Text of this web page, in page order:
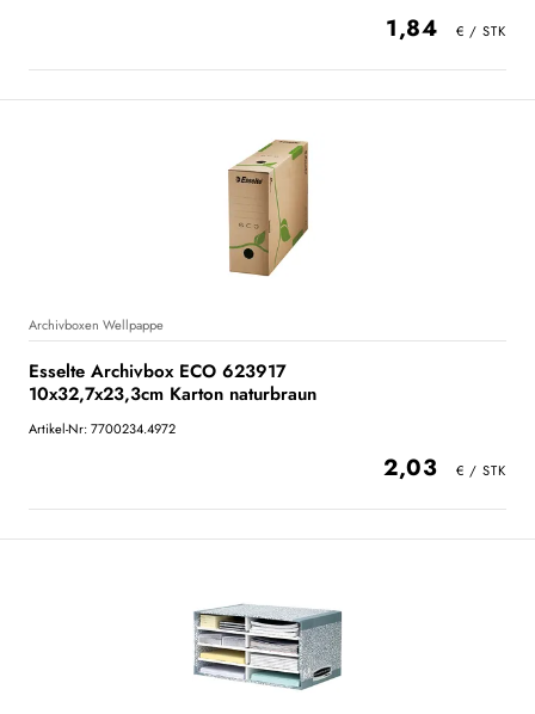
1,84
Archivboxen Wellpappe
Esselte Archivbox ECO 623917
10x32,7x23,3cm Karton naturbraun
Artikel-Nr: 7700234.4972
2,03